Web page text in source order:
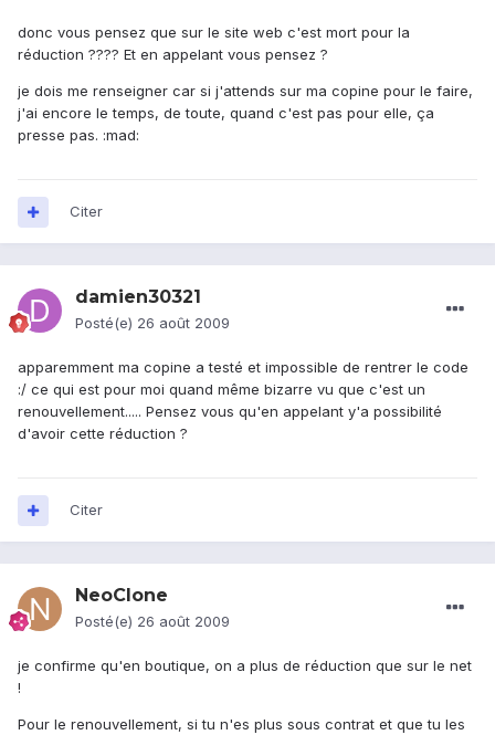
donc vous pensez que sur le site web c'est mort pour la
réduction ???? Et en appelant vous pensez ?
je dois me renseigner car si j'attends sur ma copine pour le faire,
j'ai encore le temps, de toute, quand c'est pas pour elle, ça
presse pas. :mad:
Citer
damien30321
Posté(e) 26 août 2009
apparemment ma copine a testé et impossible de rentrer le code
:/ ce qui est pour moi quand même bizarre vu que c'est un
renouvellement..... Pensez vous qu'en appelant y'a possibilité
d'avoir cette réduction ?
Citer
NeoClone
Posté(e) 26 août 2009
je confirme qu'en boutique, on a plus de réduction que sur le net
!
Pour le renouvellement, si tu n'es plus sous contrat et que tu les